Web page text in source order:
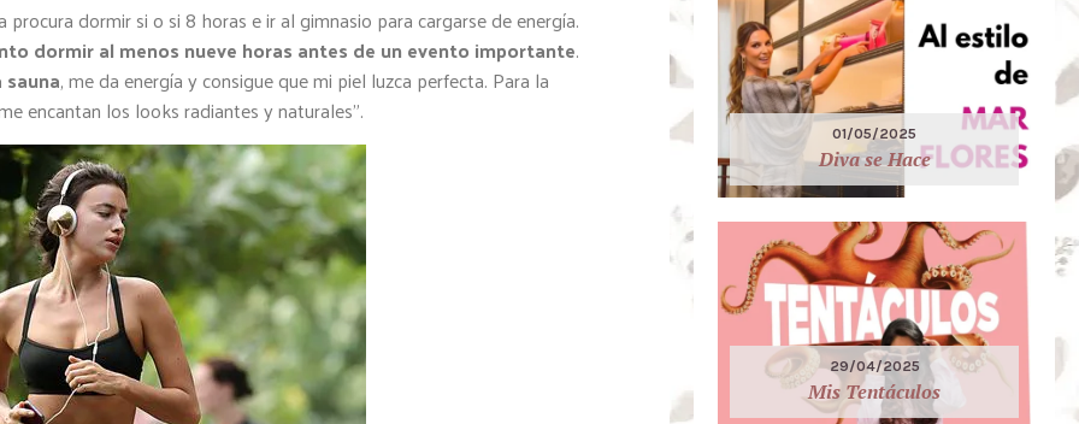
dormir si o si 8 horas e ir al gimnasio para cargarse de energía.
dormir al menos nueve horas antes de un evento importante.
, me da energía y consigue que mi piel luzca perfecta. Para la
encantan los looks radiantes y naturales”.
01/05/2025
Diva se Hace
29/04/2025
Mis Tentáculos